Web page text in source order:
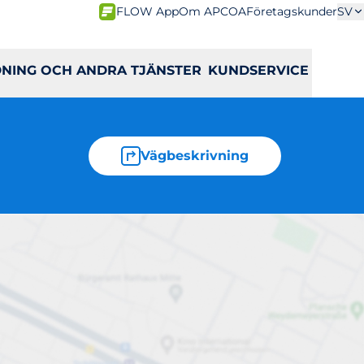
FLOW AppOm APCOAFöretagskunderSV
OCH ANDRA TJÄNSTER KUNDSERVICE
Vägbeskrivning